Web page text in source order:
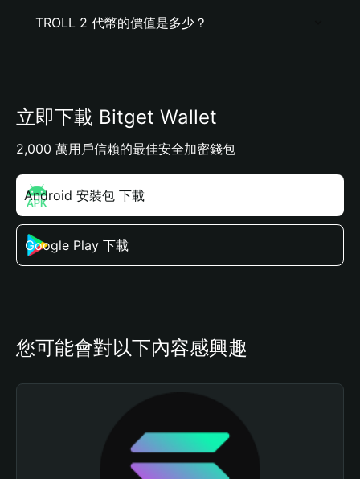
TROLL 2 代幣的價值是多少？
立即下載 Bitget Wallet
2,000 萬用戶信賴的最佳安全加密錢包
Android 安裝包 下載
Google Play 下載
您可能會對以下內容感興趣